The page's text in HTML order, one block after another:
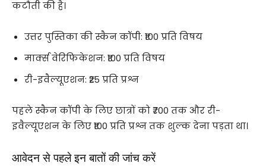
कटौती की है।
उत्तर पुस्तिका की स्कैन कॉपी: ₹100 प्रति विषय
मार्क्स वेरिफिकेशन: ₹100 प्रति विषय
री-इवैल्यूएशन: ₹25 प्रति प्रश्न
पहले स्कैन कॉपी के लिए छात्रों को ₹700 तक और री-
इवैल्यूएशन के लिए ₹100 प्रति प्रश्न तक शुल्क देना पड़ता था।
आवेदन से पहले इन बातों की जांच करें